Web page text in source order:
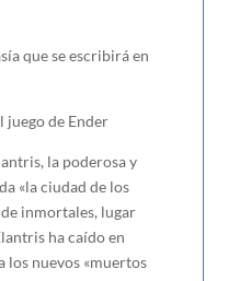
que se escribirá en
juego de Ender
la poderosa y
«la ciudad de los
inmortales, lugar
ha caído en
los nuevos «muertos